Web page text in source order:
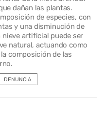
dañan las plantas.
de especies, con
y una disminución de
artificial puede ser
natural, actuando como
composición de las
DENUNCIA